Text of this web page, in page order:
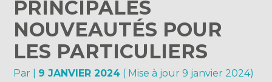
PRINCIPALES
NOUVEAUTÉS POUR
LES PARTICULIERS
Par 9 JANVIER 2024 ( Mise à jour 9 janvier 2024)